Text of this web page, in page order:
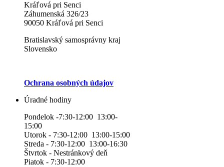
Kráľová pri Senci
Záhumenská 326/23
90050 Kráľová pri Senci
Bratislavský samosprávny kraj
Slovensko
Ochrana osobných údajov
Úradné hodiny
Pondelok -7:30-12:00 13:00-
15:00
Utorok - 7:30-12:00 13:00-15:00
Streda - 7:30-12:00 13:00-16:30
Štvrtok - Nestránkový deň
Piatok - 7:30-12:00